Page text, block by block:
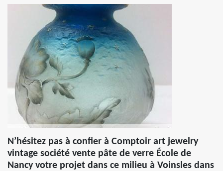
N’hésitez pas à confier à Comptoir art jewelry
vintage société vente pâte de verre École de
Nancy votre projet dans ce milieu à Voinsles dans